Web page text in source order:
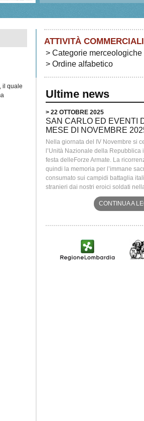
il quale
ATTIVITÀ COMMERCIALI
Categorie merceologiche
Ordine alfabetico
Ultime news
> 22 OTTOBRE 2025
SAN CARLO ED EVENTI
MESE DI NOVEMBRE
Nella giornata del IV Novembre si
l’Unità Nazionale della Repubblica
festa delleForze Armate. La
quindi la memoria per l’immane
consumato sui campidi battaglia
stranieri dai nostri eroici soldati
CONTINUA A